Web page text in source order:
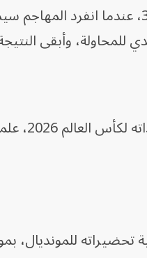
للمحاولة، وأبقى
ويواصل
للمونديال،